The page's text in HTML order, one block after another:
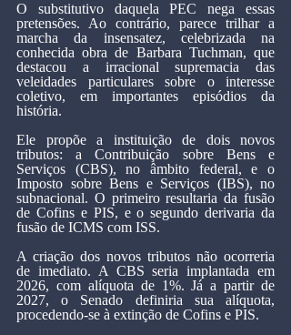
O substitutivo daquela PEC nega essas
pretensões. Ao contrário, parece trilhar a
marcha da insensatez, celebrizada na
conhecida obra de Barbara Tuchman, que
destacou a irracional supremacia das
veleidades particulares sobre o interesse
coletivo, em importantes episódios da
história.
Ele propõe a instituição de dois novos
tributos: a Contribuição sobre Bens e
Serviços (CBS), no âmbito federal, e o
Imposto sobre Bens e Serviços (IBS), no
subnacional. O primeiro resultaria da fusão
de Cofins e PIS, e o segundo derivaria da
fusão de ICMS com ISS.
A criação dos novos tributos não ocorreria
de imediato. A CBS seria implantada em
2026, com alíquota de 1%. Já a partir de
2027, o Senado definiria sua alíquota,
procedendo-se à extinção de Cofins e PIS.